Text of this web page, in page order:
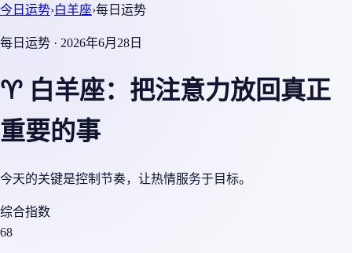
今日运势›白羊座›每日运势
每日运势 · 2026年6月28日
♈ 白羊座：把注意力放回真正
重要的事
今天的关键是控制节奏，让热情服务于目标。
综合指数
68